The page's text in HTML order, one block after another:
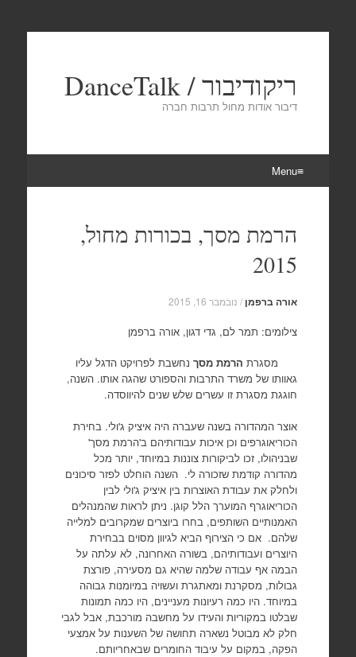
ריקודיבור / DanceTalk
דיבור אודות מחול תרבות חברה
Menu
contentהרמת מסך, בכורות מחול,
2015
אורה ברפמן / נובמבר 16, 2015
צילומים: תמר לם, גדי דגון, אורה ברפמן
מסגרת הרמת מסךנחשבת לפרויקט הדגל עליו
גאוותו של משרד התרבות והספורט שהגה אותו. השנה,
חוגגת מסגרת זו עשרים שלש שנים להיווסדה.
אוצר המהדורה בשנה שעברה היה איציק ג'ולי. בחירת
הכוריאוגרפים וכן איכות עבודותיהם ב'הרמת מסך'
שבניהולו, זכו לביקורות צוננות במיוחד, יותר מכל
מהדורה קודמת שזכורה לי. השנה הוחלט לפזר סיכונים
ולחלק את עבודת האוצרות בין איציק ג'ולי לבין
הכוריאוגרף המוערך הלל קוגן. ניתן לראות שהמנהלים
האמנותיים השותפים, בחרו ביוצרים שמקרובים למלייה
שלהם. אם כי הצירוף הביא לגיוון מסוים בבחירת
היוצרים ועבודותיהם, בשורה האחרונה, לא עלתה על
הבמה אף עבודה שלמה שהיא גם מסעירה, פורצת
גבולות, מסקרנת ומאתגרת ועשויה במיומנות גבוהה
במיוחד. היו כמה רעיונות מעניינים, היו כמה תמונות
שבלטו במקוריות והעידו על מחשבה מורכבת, אבל לגבי
חלק לא מבוטל נשארה תחושה של השענות על אמצעי
הפקה, במקום על עיבוד החומרים שבאחריותם.